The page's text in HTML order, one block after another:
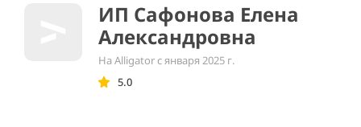
ИП Сафонова Елена
Александровна
На Alligator с января 2025 г.
5.0